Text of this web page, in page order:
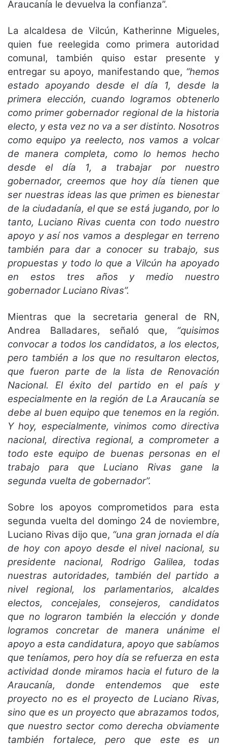
Araucanía le devuelva la confianza”.
La alcaldesa de Vilcún, Katherinne Migueles,
quien fue reelegida como primera autoridad
comunal, también quiso estar presente y
entregar su apoyo, manifestando que, “hemos
estado apoyando desde el día 1, desde la
primera elección, cuando logramos obtenerlo
como primer gobernador regional de la historia
electo, y esta vez no va a ser distinto. Nosotros
como equipo ya reelecto, nos vamos a volcar
de manera completa, como lo hemos hecho
desde el día 1, a trabajar por nuestro
gobernador, creemos que hoy día tienen que
ser nuestras ideas las que primen es bienestar
de la ciudadanía, el que se está jugando, por lo
tanto, Luciano Rivas cuenta con todo nuestro
apoyo y así nos vamos a desplegar en terreno
también para dar a conocer su trabajo, sus
propuestas y todo lo que a Vilcún ha apoyado
en estos tres años y medio nuestro
gobernador Luciano Rivas”.
Mientras que la secretaria general de RN,
Andrea Balladares, señaló que, “quisimos
convocar a todos los candidatos, a los electos,
pero también a los que no resultaron electos,
que fueron parte de la lista de Renovación
Nacional. El éxito del partido en el país y
especialmente en la región de La Araucanía se
debe al buen equipo que tenemos en la región.
Y hoy, especialmente, vinimos como directiva
nacional, directiva regional, a comprometer a
todo este equipo de buenas personas en el
trabajo para que Luciano Rivas gane la
segunda vuelta de gobernador”.
Sobre los apoyos comprometidos para esta
segunda vuelta del domingo 24 de noviembre,
Luciano Rivas dijo que, “una gran jornada el día
de hoy con apoyo desde el nivel nacional, su
presidente nacional, Rodrigo Galilea, todas
nuestras autoridades, también del partido a
nivel regional, los parlamentarios, alcaldes
electos, concejales, consejeros, candidatos
que no lograron también la elección y donde
logramos concretar de manera unánime el
apoyo a esta candidatura, apoyo que sabíamos
que teníamos, pero hoy día se refuerza en esta
actividad donde miramos hacia el futuro de la
Araucanía, donde entendemos que este
proyecto no es el proyecto de Luciano Rivas,
sino que es un proyecto que abrazamos todos,
que nuestro sector como derecha obviamente
también fortalece, pero que este es un